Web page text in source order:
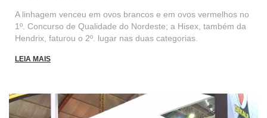
A linhagem venceu em ovos brancos e em ovos vermelhos no
1º. Concurso de Qualidade do Nordeste; a Hisex, também da
Hendrix, faturou o 2º. lugar nas duas categorias.
LEIA MAIS